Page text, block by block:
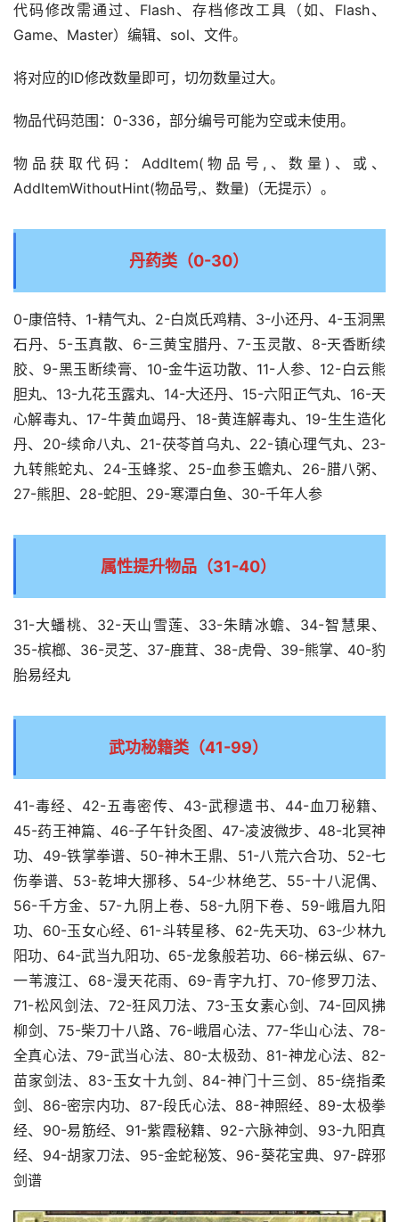
代码修改需通过、Flash、存档修改工具（如、Flash、
Game、Master）编辑、sol、文件。
将对应的ID修改数量即可，切勿数量过大。
物品代码范围：0-336，部分编号可能为空或未使用。
物品获取代码：AddItem(物品号,、数量)、或、
AddItemWithoutHint(物品号,、数量)（无提示）。
丹药类（0-30）
0-康倍特、1-精气丸、2-白岚氏鸡精、3-小还丹、4-玉洞黑
石丹、5-玉真散、6-三黄宝腊丹、7-玉灵散、8-天香断续
胶、9-黑玉断续膏、10-金牛运功散、11-人参、12-白云熊
胆丸、13-九花玉露丸、14-大还丹、15-六阳正气丸、16-天
心解毒丸、17-牛黄血竭丹、18-黄连解毒丸、19-生生造化
丹、20-续命八丸、21-茯苓首乌丸、22-镇心理气丸、23-
九转熊蛇丸、24-玉蜂浆、25-血参玉蟾丸、26-腊八粥、
27-熊胆、28-蛇胆、29-寒潭白鱼、30-千年人参
属性提升物品（31-40）
31-大蟠桃、32-天山雪莲、33-朱睛冰蟾、34-智慧果、
35-槟榔、36-灵芝、37-鹿茸、38-虎骨、39-熊掌、40-豹
胎易经丸
武功秘籍类（41-99）
41-毒经、42-五毒密传、43-武穆遗书、44-血刀秘籍、
45-药王神篇、46-子午针灸图、47-凌波微步、48-北冥神
功、49-铁掌拳谱、50-神木王鼎、51-八荒六合功、52-七
伤拳谱、53-乾坤大挪移、54-少林绝艺、55-十八泥偶、
56-千方金、57-九阴上卷、58-九阴下卷、59-峨眉九阳
功、60-玉女心经、61-斗转星移、62-先天功、63-少林九
阳功、64-武当九阳功、65-龙象般若功、66-梯云纵、67-
一苇渡江、68-漫天花雨、69-青字九打、70-修罗刀法、
71-松风剑法、72-狂风刀法、73-玉女素心剑、74-回风拂
柳剑、75-柴刀十八路、76-峨眉心法、77-华山心法、78-
全真心法、79-武当心法、80-太极劲、81-神龙心法、82-
苗家剑法、83-玉女十九剑、84-神门十三剑、85-绕指柔
剑、86-密宗内功、87-段氏心法、88-神照经、89-太极拳
经、90-易筋经、91-紫霞秘籍、92-六脉神剑、93-九阳真
经、94-胡家刀法、95-金蛇秘笈、96-葵花宝典、97-辟邪
剑谱